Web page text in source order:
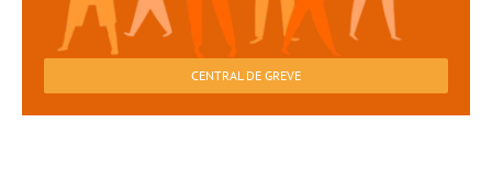
CENTRAL DE GREVE